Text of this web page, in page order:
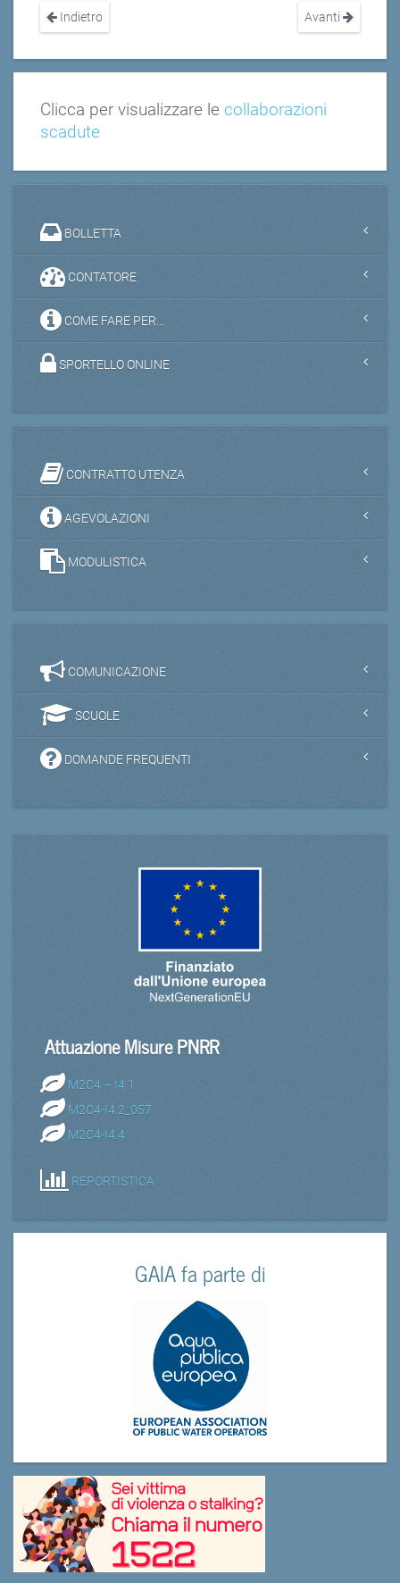
Indietro Avanti
Clicca per visualizzare le collaborazioni
scadute
BOLLETTA
CONTATORE
COME FARE PER...
SPORTELLO ONLINE
CONTRATTO UTENZA
AGEVOLAZIONI
MODULISTICA
COMUNICAZIONE
SCUOLE
DOMANDE FREQUENTI
Attuazione Misure PNRR
M2C4 – I4.1
M2C4-I4.2_057
M2C4-I4.4
REPORTISTICA
GAIA fa parte di